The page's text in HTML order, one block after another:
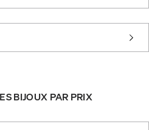
BIJOUX PAR PRIX